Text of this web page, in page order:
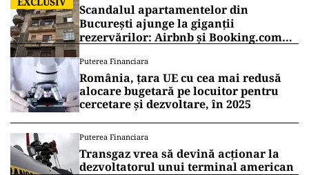
Scandalul apartamentelor din
București ajunge la giganții
rezervărilor: Airbnb și Booking.com
Puterea Financiara
România, țara UE cu cea mai redusă
alocare bugetară pe locuitor pentru
cercetare și dezvoltare, în 2025
Puterea Financiara
Transgaz vrea să devină acționar la
dezvoltatorul unui terminal american